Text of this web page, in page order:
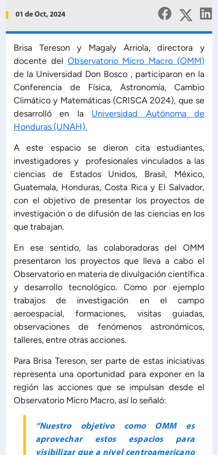
Capacitación Institucional
Estructura organizativa
Rector
Académica
Secretaría General
de Ciencia y Tecnología
de Gestión Institucional
e Internacionalización
Calidad Académica
Políticas institucionales
Acreditaciones
Boletín de noticias
Línea de tiempo
Publicaciones
01 de Oct, 2024
Brisa Tereson y Magaly Arriola, directora y
docente del Observatorio Micro Macro (OMM)
de la Universidad Don Bosco , participaron en la
Conferencia de Física, Astronomía, Cambio
Climático y Matemáticas (CRISCA 2024), que se
desarrolló en la Universidad Autónoma de
Honduras (UNAH).
A este espacio se dieron cita estudiantes,
investigadores y profesionales vinculados a las
ciencias de Estados Unidos, Brasil, México,
Guatemala, Honduras, Costa Rica y El Salvador,
con el objetivo de presentar los proyectos de
investigación o de difusión de las ciencias en los
que trabajan.
En ese sentido, las colaboradoras del OMM
presentaron los proyectos que lleva a cabo el
Observatorio en materia de divulgación científica
y desarrollo tecnológico. Como por ejemplo
trabajos de investigación en el campo
aeroespacial, formaciones, visitas guiadas,
observaciones de fenómenos astronómicos,
talleres, entre otras acciones.
Para Brisa Tereson, ser parte de estas iniciativas
representa una oportunidad para exponer en la
región las acciones que se impulsan desde el
Observatorio Micro Macro, así lo señaló:
“Nuestro objetivo como OMM es
aprovechar estos espacios para
visibilizar que a nivel centroamericano